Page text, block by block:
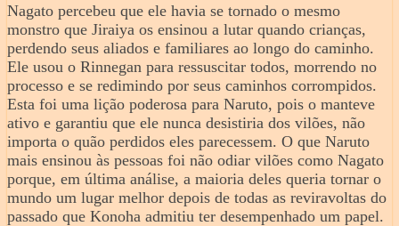
Nagato percebeu que ele havia se tornado o mesmo
monstro que Jiraiya os ensinou a lutar quando crianças,
perdendo seus aliados e familiares ao longo do caminho.
Ele usou o Rinnegan para ressuscitar todos, morrendo no
processo e se redimindo por seus caminhos corrompidos.
Esta foi uma lição poderosa para Naruto, pois o manteve
ativo e garantiu que ele nunca desistiria dos vilões, não
importa o quão perdidos eles parecessem. O que Naruto
mais ensinou às pessoas foi não odiar vilões como Nagato
porque, em última análise, a maioria deles queria tornar o
mundo um lugar melhor depois de todas as reviravoltas do
passado que Konoha admitiu ter desempenhado um papel.